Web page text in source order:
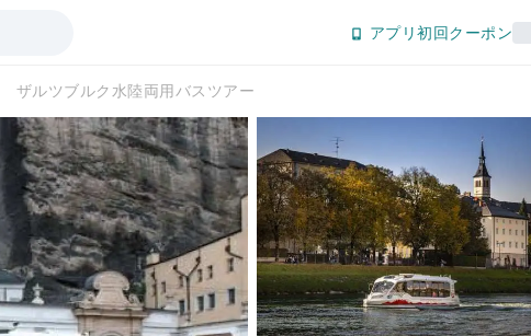
アプリ初回クーポン
ザルツブルク水陸両用バスツアー